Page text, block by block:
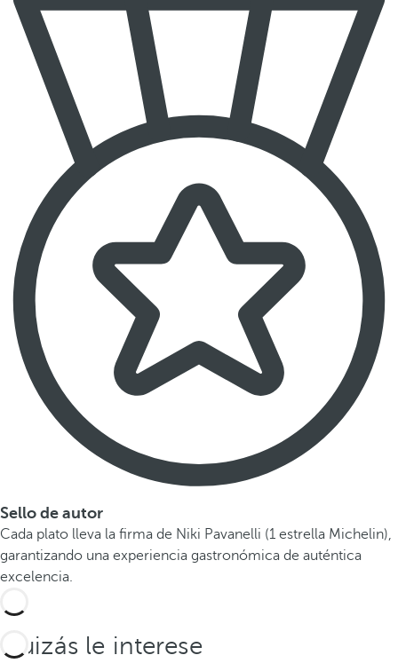
Sello de autor
Cada plato lleva la firma de Niki Pavanelli (1 estrella Michelin),
garantizando una experiencia gastronómica de auténtica
excelencia.
Quizás le interese